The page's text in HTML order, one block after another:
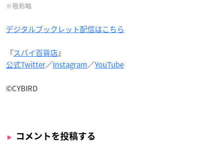
※敬称略
デジタルブックレット配信はこちら
『スパイ百貨店』
公式Twitter／Instagram／YouTube
©CYBIRD
コメントを投稿する